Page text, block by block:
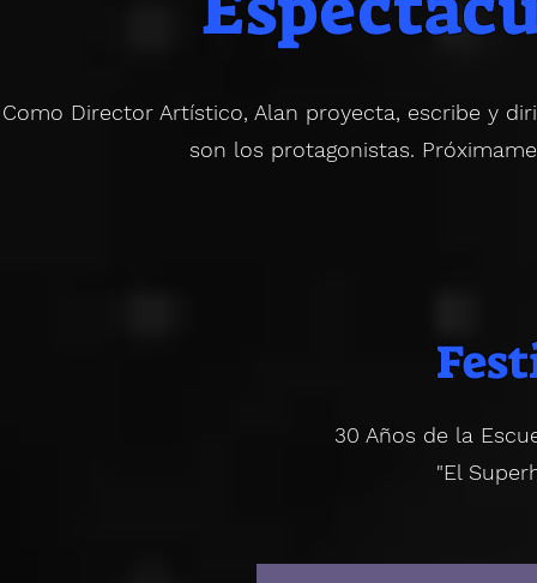
Como Director Artístico, Alan proyecta, escribe y
son los protagonistas.
30 Años de la
"El